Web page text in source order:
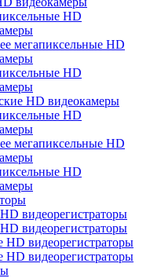
HD
мегапиксельные HD
HD
HD видеокамеры
HD
мегапиксельные HD
HD
видеорегистраторы
видеорегистраторы
HD видеорегистраторы
HD видеорегистраторы